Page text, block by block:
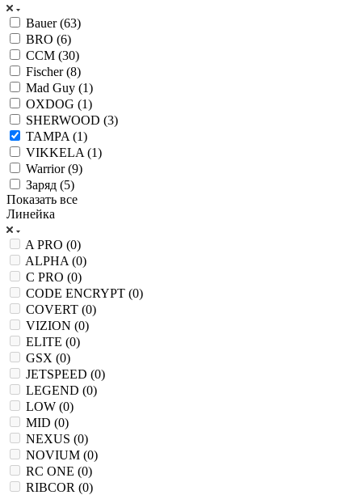
Bauer (63)
BRO (6)
CCM (30)
Fischer (8)
Mad Guy (1)
OXDOG (1)
SHERWOOD (3)
TAMPA (1)
VIKKELA (1)
Warrior (9)
Заряд (5)
Показать все
Линейка
A PRO (0)
ALPHA (0)
C PRO (0)
CODE ENCRYPT (0)
COVERT (0)
VIZION (0)
ELITE (0)
GSX (0)
JETSPEED (0)
LEGEND (0)
LOW (0)
MID (0)
NEXUS (0)
NOVIUM (0)
RC ONE (0)
RIBCOR (0)